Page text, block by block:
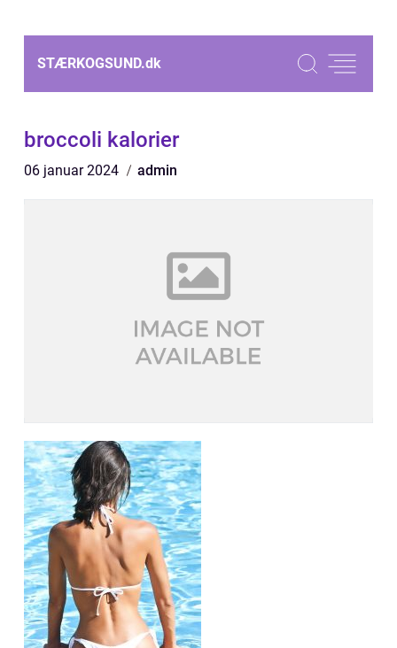
STÆRKOGSUND.dk
broccoli kalorier
06 januar 2024 admin